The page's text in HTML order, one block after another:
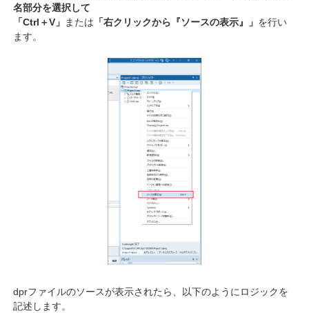
名部分を選択して
「Ctrl＋V」
または 「右クリックから『ソースの表示』」 を行い
ます。
dprファイルのソースが表示されたら、以下のようにロジックを
記述します。